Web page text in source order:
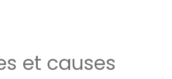
et causes